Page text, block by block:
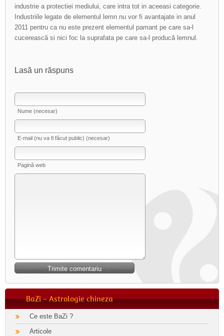
industrie a protectiei mediului, care intra tot in aceeasi categorie.
Industriile legate de elementul lemn nu vor fi avantajate in anul
2011 pentru ca nu este prezent elementul pamant pe care sa-l
cucerească si nici foc la suprafata pe care sa-l producă lemnul.
Lasă un răspuns
Nume (necesar)
E-mail (nu va fi făcut public) (necesar)
Pagină web
BaZi – Astrologie chineza
Ce este BaZi ?
Articole